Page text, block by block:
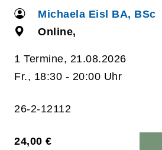
Michaela Eisl BA, BSc
Online,
1 Termine, 21.08.2026
Fr., 18:30 - 20:00 Uhr
26-2-12112
24,00 €